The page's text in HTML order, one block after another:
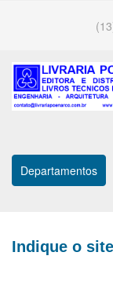
Departamentos
Indique o